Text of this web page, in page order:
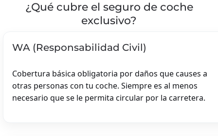
¿Qué cubre el seguro de coche
exclusivo?
WA (Responsabilidad Civil)
Cobertura básica obligatoria por daños que causes a
otras personas con tu coche. Siempre es al menos
necesario que se le permita circular por la carretera.